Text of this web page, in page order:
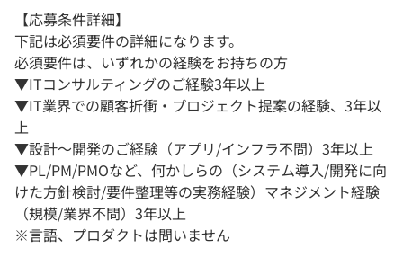
【応募条件詳細】
下記は必須要件の詳細になります。
必須要件は、いずれかの経験をお持ちの方
▼ITコンサルティングのご経験3年以上
▼IT業界での顧客折衝・プロジェクト提案の経験、3年以
上
▼設計～開発のご経験（アプリ/インフラ不問）3年以上
▼PL/PM/PMOなど、何かしらの（システム導入/開発に向
けた方針検討/要件整理等の実務経験）マネジメント経験
（規模/業界不問）3年以上
※言語、プロダクトは問いません